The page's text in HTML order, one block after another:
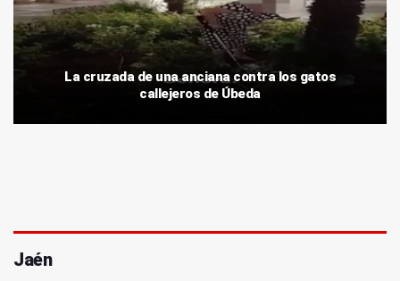
La cruzada de una anciana contra los gatos
callejeros de Úbeda
Jaén